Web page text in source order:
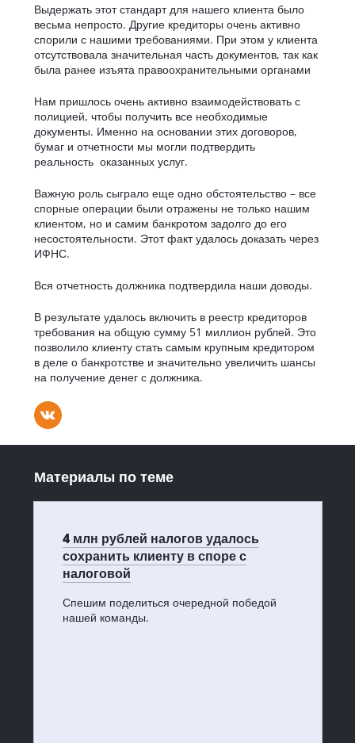
Выдержать этот стандарт для нашего клиента было
весьма непросто. Другие кредиторы очень активно
спорили с нашими требованиями. При этом у клиента
отсутствовала значительная часть документов, так как
была ранее изъята правоохранительными органами
Нам пришлось очень активно взаимодействовать с
полицией, чтобы получить все необходимые
документы. Именно на основании этих договоров,
бумаг и отчетности мы могли подтвердить
реальность оказанных услуг.
Важную роль сыграло еще одно обстоятельство – все
спорные операции были отражены не только нашим
клиентом, но и самим банкротом задолго до его
несостоятельности. Этот факт удалось доказать через
ИФНС.
Вся отчетность должника подтвердила наши доводы.
В результате удалось включить в реестр кредиторов
требования на общую сумму 51 миллион рублей. Это
позволило клиенту стать самым крупным кредитором
в деле о банкротстве и значительно увеличить шансы
на получение денег с должника.
Материалы по теме
4 млн рублей налогов удалось
сохранить клиенту в споре с
налоговой
Спешим поделиться очередной победой
нашей команды.